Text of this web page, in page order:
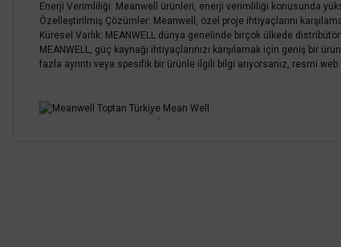
Enerji Verimliliği: Meanwell ürünleri, enerji verimliliği konusunda
Özelleştirilmiş Çözümler: Meanwell, özel proje ihtiyaçlarını
Küresel Varlık: MEANWELL dünya genelinde birçok ülkede
MEANWELL, güç kaynağı ihtiyaçlarınızı karşılamak için geniş bir
fazla ayrıntı veya spesifik bir ürünle ilgili bilgi arıyorsanız, resmi